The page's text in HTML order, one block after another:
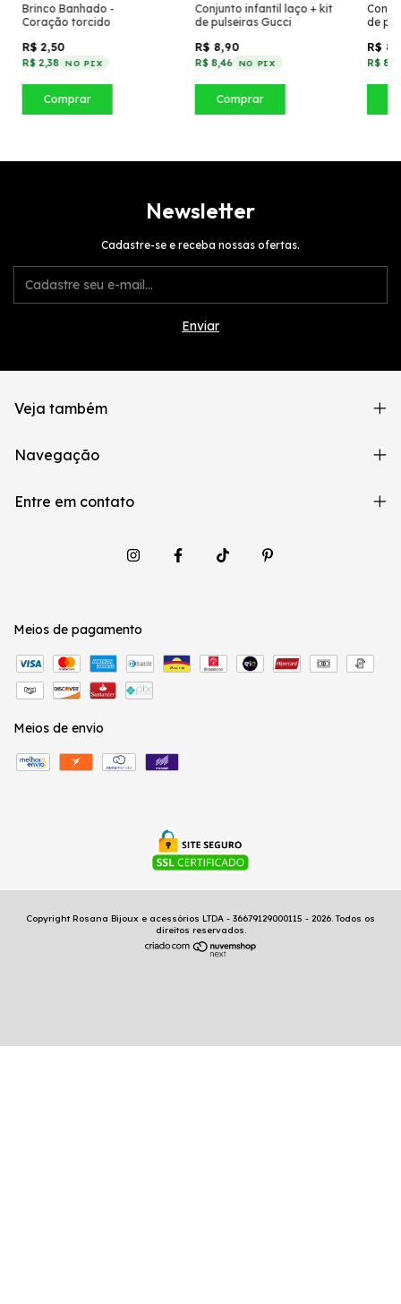
Brinco Banhado -
Coração torcido
R$ 2,50
R$ 2,38 NO PIX
Comprar
Conjunto infantil laço + kit
de pulseiras Gucci
R$ 8,90
R$ 8,46 NO PIX
Comprar
de
R$
R$
Newsletter
Cadastre-se e receba nossas ofertas.
Veja também
Navegação
Entre em contato
Meios de pagamento
Meios de envio
Copyright Rosana Bijoux e acessórios LTDA - 36679129000115 - 2026. Todos os
direitos reservados.